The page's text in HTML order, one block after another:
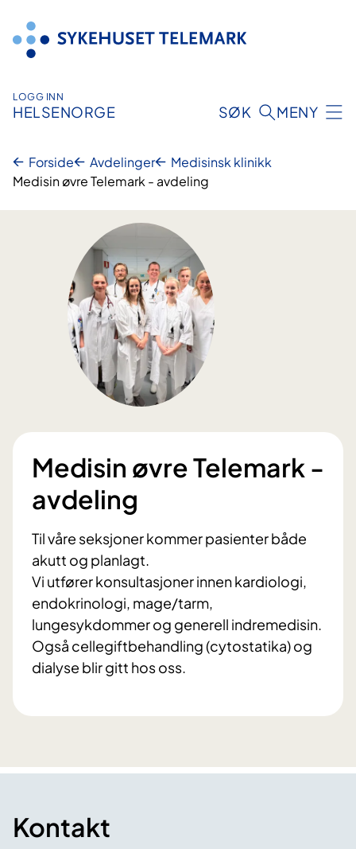
innhold
LOGG INN
HELSENORGE SØK MENY
Forside Avdelinger
Medisinsk klinikk
Medisin øvre Telemark - avdeling
Medisin øvre Telemark -
avdeling
Til våre seksjoner kommer pasienter både
akutt og planlagt.
Vi utfører konsultasjoner innen kardiologi,
endokrinologi, mage/tarm,
lungesykdommer og generell indremedisin.
Også cellegiftbehandling (cytostatika) og
dialyse blir gitt hos oss.
Kontakt